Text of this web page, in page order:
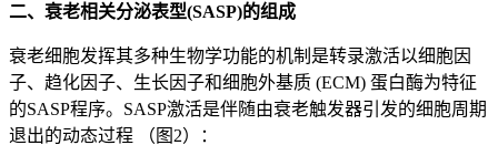
二、衰老相关分泌表型(SASP)的组成
衰老细胞发挥其多种生物学功能的机制是转录激活以细胞因
子、趋化因子、生长因子和细胞外基质 (ECM) 蛋白酶为特征
的SASP程序。SASP激活是伴随由衰老触发器引发的细胞周期
退出的动态过程 （图2）：